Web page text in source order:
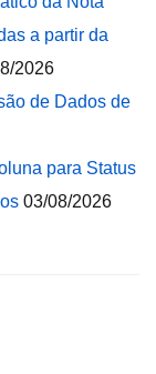
a partir da
2026
de Dados de
para Status
03/08/2026